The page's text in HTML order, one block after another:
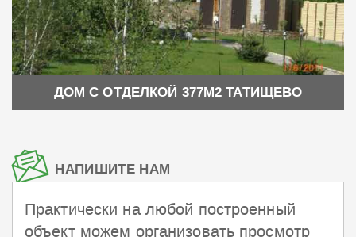
ДОМ С ОТДЕЛКОЙ 377М2 ТАТИЩЕВО
НАПИШИТЕ НАМ
Практически на любой построенный
объект можем организовать просмотр